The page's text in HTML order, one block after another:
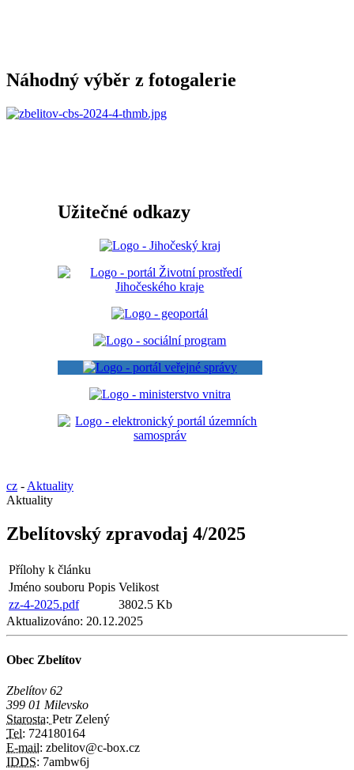
Náhodný výběr z fotogalerie
Užitečné odkazy
cz - Aktuality
Aktuality
Zbelítovský zpravodaj 4/2025
Přílohy k článku
Jméno souboru Popis Velikost
zz-4-2025.pdf
3802.5 Kb
Aktualizováno: 20.12.2025
Obec Zbelítov
Zbelítov 62
399 01 Milevsko
Starosta: Petr Zelený
Tel: 724180164
E-mail: zbelitov@c-box.cz
IDDS: 7ambw6j